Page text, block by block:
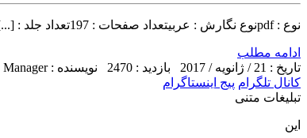
نوع : pdfنوع نگارش : عربیتعداد صفحات : 197تعداد جلد : [...]
ادامه مطلب
تاریخ : 21 / ژانویه / 2017
بازدید : 2470
نویسنده : Manager
کانال تلگرام پیج اینستاگرام
تبلیغات متنی
این